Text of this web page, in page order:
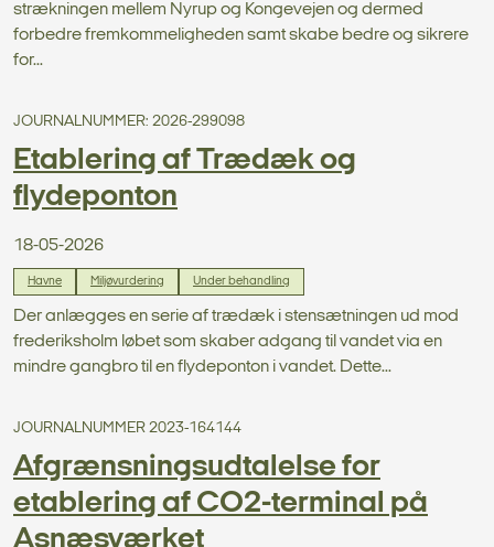
strækningen mellem Nyrup og Kongevejen og dermed
forbedre fremkommeligheden samt skabe bedre og sikrere
for...
JOURNALNUMMER: 2026-299098
Etablering af Trædæk og
flydeponton
18-05-2026
Havne Miljøvurdering Under behandling
Der anlægges en serie af trædæk i stensætningen ud mod
frederiksholm løbet som skaber adgang til vandet via en
mindre gangbro til en flydeponton i vandet. Dette...
JOURNALNUMMER 2023-164144
Afgrænsningsudtalelse for
etablering af CO2-terminal på
Asnæsværket